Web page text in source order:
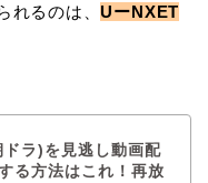
れるのは、UーNXET
ドラ)を見逃し動画配
る方法はこれ！再放